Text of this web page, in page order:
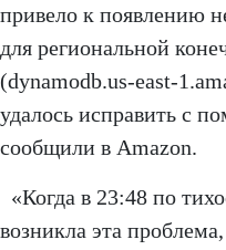
привело к появлению
для региональной
(dynamodb.us-east-
удалось исправить с
сообщили в Amazon.
«Когда в 23:48 по
возникла эта